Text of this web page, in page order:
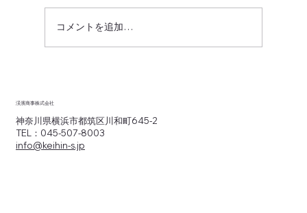
コメントを追加…
渓濱商事株式会社
神奈川県横浜市都筑区川和町645-2
TEL：045-507-8003
info@keihin-s.jp